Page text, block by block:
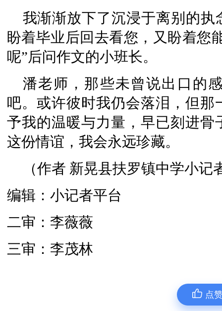
我渐渐放下了沉浸于离别的
盼着毕业后回去看您，又盼着您
呢”后问作文的小班长。
潘老师，那些未曾说出口的
吧。或许彼时我仍会落泪，但
予我的温暖与力量，早已刻进
这份情谊，我会永远珍藏。
（作者 新晃县扶罗镇中学小
编辑：小记者平台
二审：李薇薇
三审：李茂林
点